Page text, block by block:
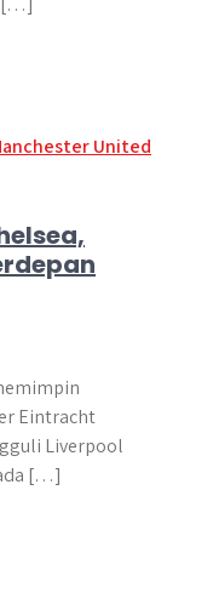
Eintracht
Liverpool
[…]